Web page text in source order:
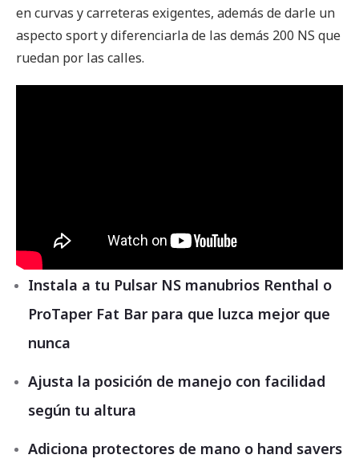
en curvas y carreteras exigentes, además de darle un
aspecto sport y diferenciarla de las demás 200 NS que
ruedan por las calles.
Instala a tu Pulsar NS manubrios Renthal o
ProTaper Fat Bar para que luzca mejor que
nunca
Ajusta la posición de manejo con facilidad
según tu altura
Adiciona protectores de mano o hand savers